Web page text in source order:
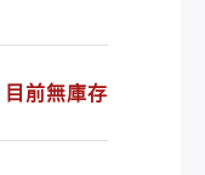
目前無庫存